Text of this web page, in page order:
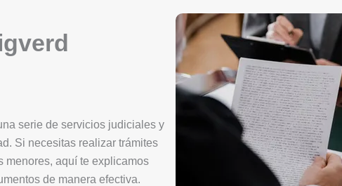
serie de servicios judiciales y
Si necesitas realizar trámites
menores, aquí te explicamos
de manera efectiva.